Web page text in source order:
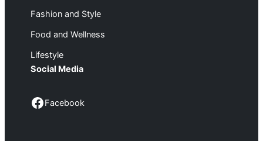
Fashion and Style
Food and Wellness
Lifestyle
Social Media
Facebook Facebook